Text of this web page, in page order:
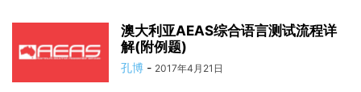
澳大利亚AEAS综合语言测试流程详
解(附例题)
孔博 - 2017年4月21日